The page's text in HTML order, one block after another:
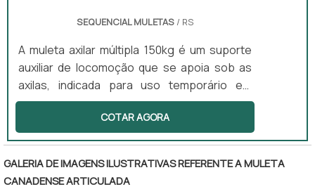
Essas características tornam o produto
diferentes usuários.
SEQUENCIAL MULETAS/ RS
A muleta axilar múltipla 150kg é um suporte
auxiliar de locomoção que se apoia sob as
axilas, indicada para uso temporário em
casos de lesão. Este equipamento oferece
estabilidade e reduz a carga nos membros
inferiores, sendo ajustável em altura e
COTAR AGORA
GALERIA DE IMAGENS ILUSTRATIVAS REFERENTE A MULETA
CANADENSE ARTICULADA